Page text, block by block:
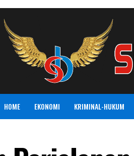
HOME EKONOMI KRIMINAL-HUKUM